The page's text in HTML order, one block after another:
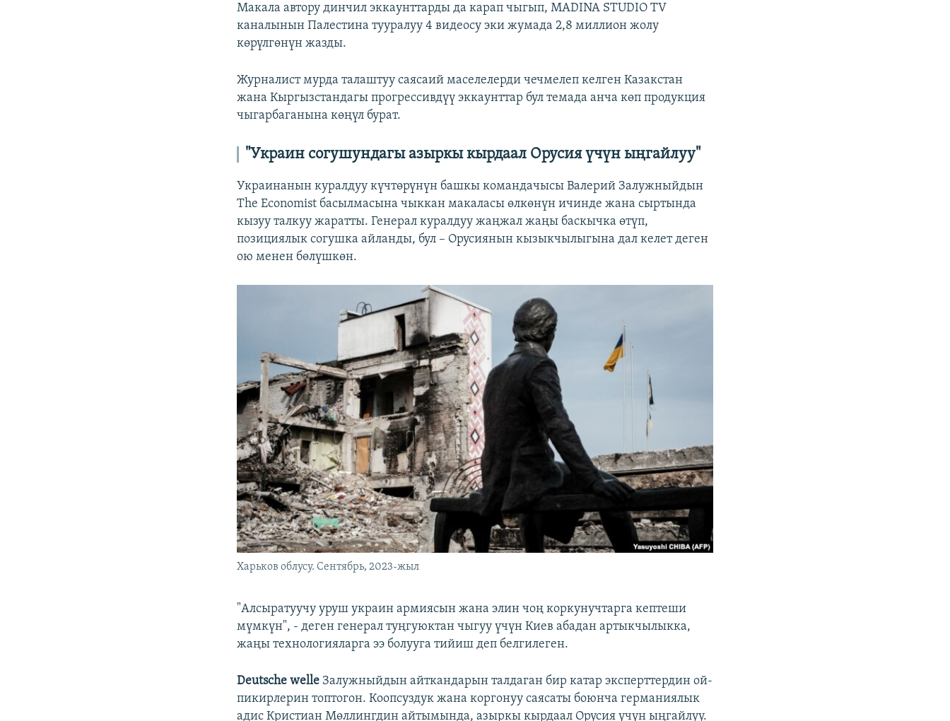
Макала автору динчил эккаунттарды да карап чыгып, MADINA STUDIO TV
каналынын Палестина тууралуу 4 видеосу эки жумада 2,8 миллион жолу
көрүлгөнүн жазды.
Журналист мурда талаштуу саясаий маселелерди чечмелеп келген Казакстан
жана Кыргызстандагы прогрессивдүү эккаунттар бул темада анча көп продукция
чыгарбаганына көңүл бурат.
"Украин согушундагы азыркы кырдаал Орусия үчүн ыңгайлуу"
Украинанын куралдуу күчтөрүнүн башкы командачысы Валерий Залужныйдын
The Economist басылмасына чыккан макаласы өлкөнүн ичинде жана сыртында
кызуу талкуу жаратты. Генерал куралдуу жаңжал жаңы баскычка өтүп,
позициялык согушка айланды, бул – Орусиянын кызыкчылыгына дал келет деген
ою менен бөлүшкөн.
Харьков облусу. Сентябрь, 2023-жыл
"Алсыратуучу уруш украин армиясын жана элин чоң коркунучтарга кептеши
мүмкүн", - деген генерал туңгуюктан чыгуу үчүн Киев абадан артыкчылыкка,
жаңы технологияларга ээ болууга тийиш деп белгилеген.
Deutsche welle Залужныйдын айткандарын талдаган бир катар эксперттердин ой-
пикирлерин топтогон. Коопсуздук жана коргонуу саясаты боюнча германиялык
адис Кристиан Мөллингдин айтымында, азыркы кырдаал Орусия үчүн ыңгайлуу.